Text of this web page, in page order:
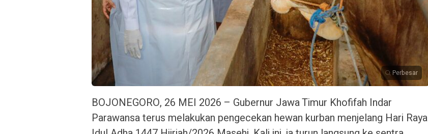
Perbesar
BOJONEGORO, 26 MEI 2026 – Gubernur Jawa Timur Khofifah Indar
Parawansa terus melakukan pengecekan hewan kurban menjelang Hari Raya